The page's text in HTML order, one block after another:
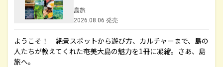
島旅
2026.08.06 発売
ようこそ！ 絶景スポットから遊び方、カルチャーまで、島の
人たちが教えてくれた奄美大島の魅力を1冊に凝縮。さあ、島
旅へ。